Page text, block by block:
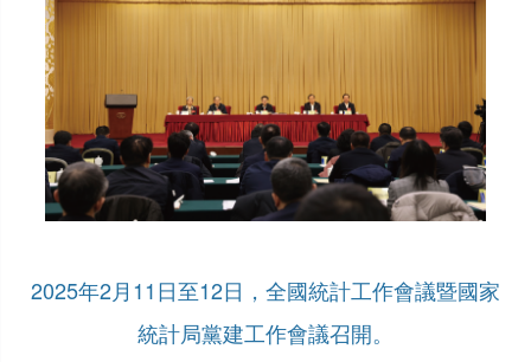
2025年2月11日至12日，全國統計工作會議暨國家
統計局黨建工作會議召開。